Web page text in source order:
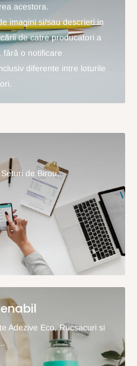
acestora.
imagini si/sau descrieri in
de catre producatori a
fără o notificare
diferente intre loturile
de Birou...
Adezive Eco, Rucsacuri si